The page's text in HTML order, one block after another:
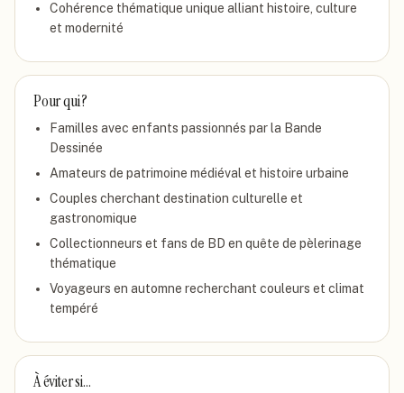
Cohérence thématique unique alliant histoire, culture
et modernité
Pour qui ?
Familles avec enfants passionnés par la Bande
Dessinée
Amateurs de patrimoine médiéval et histoire urbaine
Couples cherchant destination culturelle et
gastronomique
Collectionneurs et fans de BD en quête de pèlerinage
thématique
Voyageurs en automne recherchant couleurs et climat
tempéré
À éviter si…